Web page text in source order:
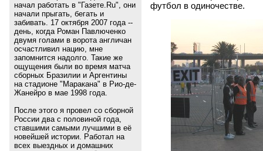
футбол в одиночестве.
начал работать в "Газете.Ru", они
начали прыгать, бегать и
забивать. 17 октября 2007 года --
день, когда Роман Павлюченко
двумя голами в ворота англичан
осчастливил нацию, мне
запомнится надолго. Такие же
ощущения были во время матча
сборных Бразилии и Аргентины
на стадионе "Маракана" в Рио-де-
Жанейро в мае 1998 года.
После этого я провел со сборной
России два с половиной года,
ставшими самыми лучшими в её
новейшей истории. Работал на
всех выездных и домашних